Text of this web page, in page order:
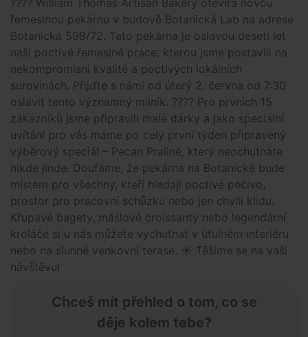
řemeslnou pekárnu v budově Botanická Lab na adrese
Botanická 598/72. Tato pekárna je oslavou deseti let
naší poctivé řemeslné práce, kterou jsme postavili na
nekompromisní kvalitě a poctivých lokálních
surovinách. Přijďte s námi od úterý 2. června od 7:30
oslavit tento významný milník. ???? Pro prvních 15
zákazníků jsme připravili malé dárky a jako speciální
uvítání pro vás máme po celý první týden připravený
výběrový speciál – Pecan Praliné, který neochutnáte
nikde jinde. Doufáme, že pekárna na Botanické bude
místem pro všechny, kteří hledají poctivé pečivo,
prostor pro pracovní schůzku nebo jen chvíli klidu.
Křupavé bagety, máslové croissanty nebo legendární
kroláče si u nás můžete vychutnat v útulném interiéru
nebo na slunné venkovní terase. ☀️ Těšíme se na vaši
návštěvu!
Chceš mít přehled o tom, co se
děje kolem tebe?